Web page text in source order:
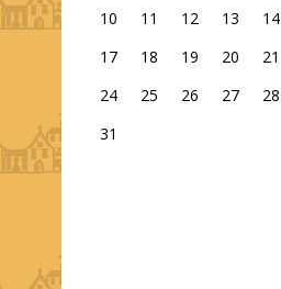
10
11 12 13 14
17
18 19 20 21
24
25 26 27 28
31